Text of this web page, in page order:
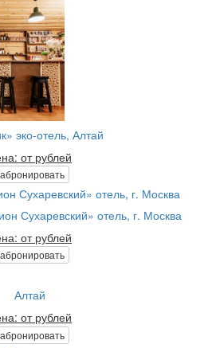
эко-отель, Алтай
от рублей
Сухаревский» отель, г. Москва
от рублей
Алтай
от рублей